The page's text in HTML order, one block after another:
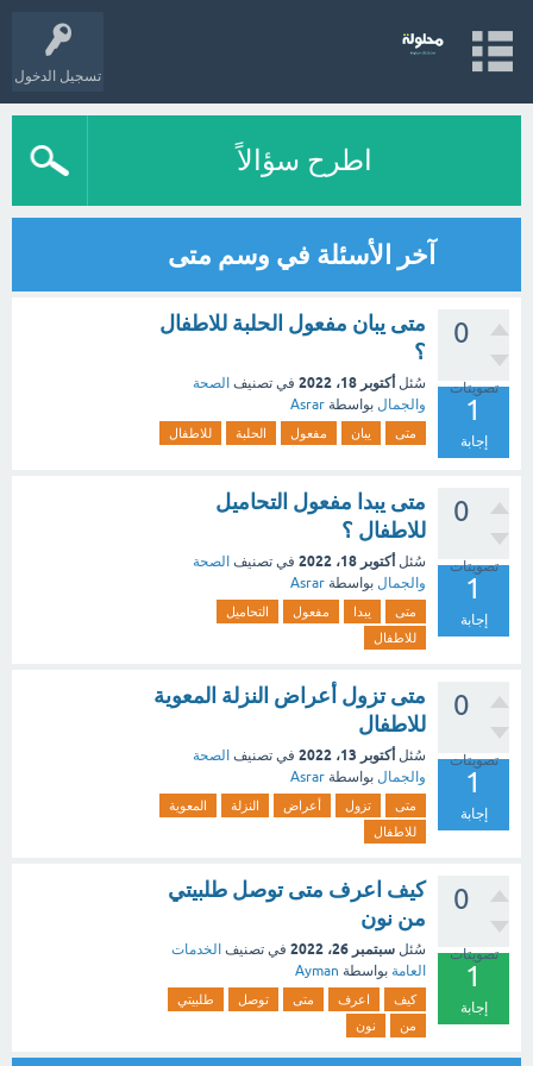
تسجيل الدخول
اطرح سؤالاً
آخر الأسئلة في وسم متى
0
تصويتات
1
إجابة
متى يبان مفعول الحلبة للاطفال
؟
سُئل أكتوبر 18، 2022 في تصنيف الصحة
والجمال بواسطة Asrar
متى يبان مفعول الحلبة للاطفال
0
تصويتات
1
إجابة
متى يبدا مفعول التحاميل
للاطفال ؟
سُئل أكتوبر 18، 2022 في تصنيف الصحة
والجمال بواسطة Asrar
متى يبدا مفعول
التحاميل
للاطفال
0
تصويتات
1
إجابة
متى تزول أعراض النزلة المعوية
للاطفال
سُئل أكتوبر 13، 2022 في تصنيف الصحة
والجمال بواسطة Asrar
متى تزول أعراض النزلة
المعوية
للاطفال
0
تصويتات
1
إجابة
كيف اعرف متى توصل طلبيتي
من نون
سُئل سبتمبر 26، 2022 في تصنيف الخدمات
العامة بواسطة Ayman
كيف اعرف متى توصل
طلبيتي
من
نون